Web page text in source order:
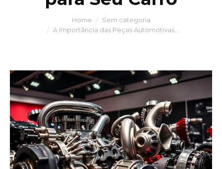
Home
Sem categoria
A Importância das Peças Automotivas…